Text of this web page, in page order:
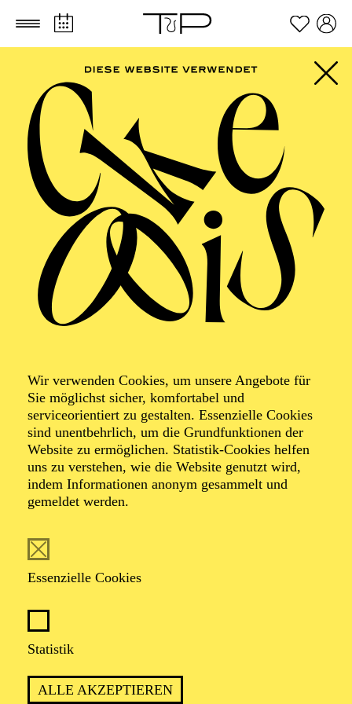
Zum Hauptinhalt springen Zum Footer springen
Wir verwenden Cookies, um unsere Angebote für
Sie möglichst sicher, komfortabel und
serviceorientiert zu gestalten. Essenzielle Cookies
sind unentbehrlich, um die Grundfunktionen der
Website zu ermöglichen. Statistik-Cookies helfen
uns zu verstehen, wie die Website genutzt wird,
indem Informationen anonym gesammelt und
gemeldet werden.
Essenzielle Cookies
Statistik
ALLE AKZEPTIEREN
AALTO MUSIKTHEATER
Lohengrin
Romantische Oper in drei Aufzügen von Richard
Wagner
Dichtung vom Komponisten